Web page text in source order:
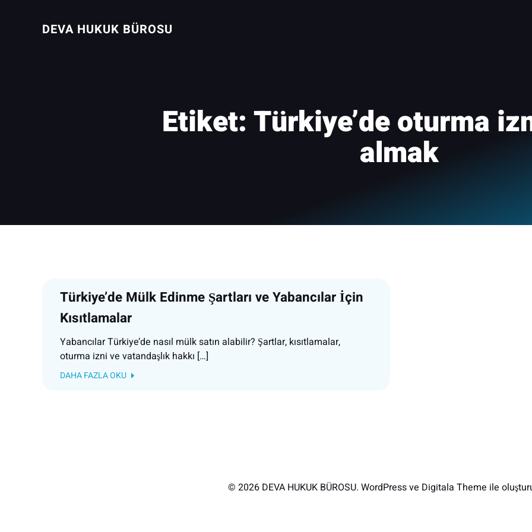
DEVA HUKUK BÜROSU
Etiket: Türkiye’de oturma
almak
Türkiye’de Mülk Edinme Şartları ve Yabancılar İçin
Kısıtlamalar
Yabancılar Türkiye’de nasıl mülk satın alabilir? Şartlar, kısıtlamalar,
oturma izni ve vatandaşlık hakkı […]
DAHA FAZLA OKU
© 2026 DEVA HUKUK BÜROSU. WordPress ve Digitala Theme ile